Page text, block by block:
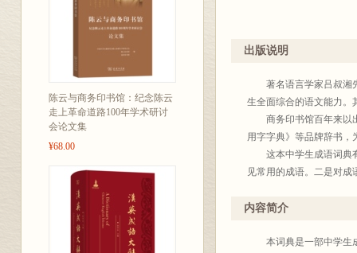
陈云与商务印书馆：纪念陈云
走上革命道路100年学术研讨
会论文集
¥68.00
出版说明
著名语言学家吕叔湘先
生全面综合的语文能力。
商务印书馆百年来以出
用字字典》等品牌辞书，
这本中学生成语词典有
见常用的成语。二是对
在编写本词典过程中，
订书稿。
内容简介
本词典是一部中学生成